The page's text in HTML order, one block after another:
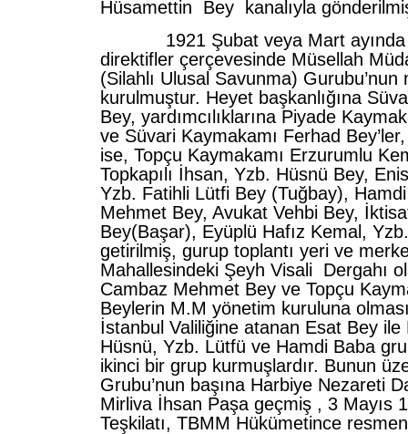
Hüsamettin Bey kanalıyla
1921 Şubat veya Mart ayında
direktifler çerçevesinde Müsellah
(Silahlı Ulusal Savunma)
kurulmuştur. Heyet başkanlığına
Bey, yardımcılıklarına Piyade
ve Süvari Kaymakamı Ferhad
ise, Topçu Kaymakamı Erzurumlu
Topkapılı İhsan, Yzb. Hüsnü Bey,
Yzb. Fatihli Lütfi Bey (Tuğbay), Hamdi
Mehmet Bey, Avukat Vehbi Bey,
Bey(Başar), Eyüplü Hafız Kemal,
getirilmiş, gurup toplantı yeri ve
Mahallesindeki Şeyh Visali Dergahı
Cambaz Mehmet Bey ve Topçu
Beylerin M.M yönetim kuruluna
İstanbul Valiliğine atanan Esat Bey ile
Hüsnü, Yzb. Lütfü ve Hamdi Baba
ikinci bir grup kurmuşlardır. Bunun
Grubu’nun başına Harbiye Nezareti
Mirliva İhsan Paşa geçmiş , 3 Mayıs
Teşkilatı, TBMM Hükümetince